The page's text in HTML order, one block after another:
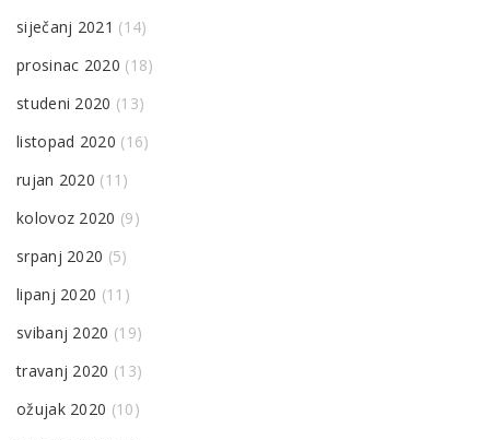
siječanj 2021 (14)
prosinac 2020 (18)
studeni 2020 (13)
listopad 2020 (16)
rujan 2020 (11)
kolovoz 2020 (9)
srpanj 2020 (5)
lipanj 2020 (11)
svibanj 2020 (19)
travanj 2020 (13)
ožujak 2020 (10)